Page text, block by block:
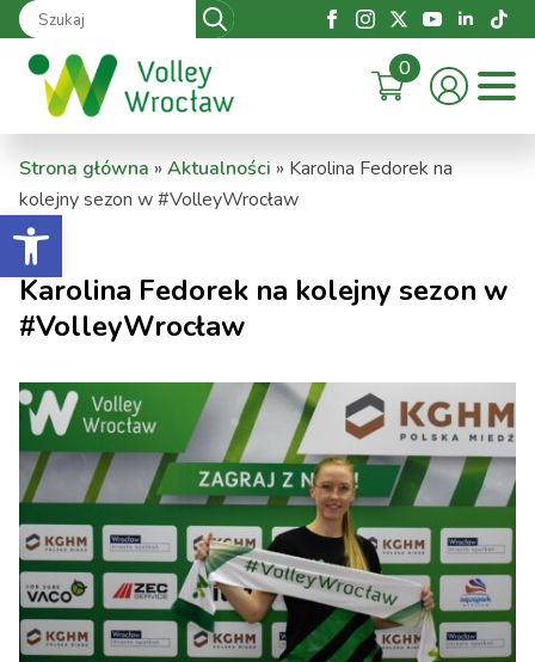
Otwórz pasek narzędzi
Search
for:
0
Strona główna » Aktualności » Karolina Fedorek na
kolejny sezon w #VolleyWrocław
Karolina Fedorek na kolejny sezon w
#VolleyWrocław